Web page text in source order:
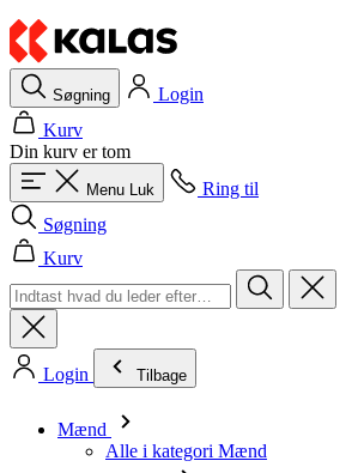
Søgning
Login
Kurv
Din kurv er tom
Menu Luk
Ring til
Søgning
Kurv
Login Tilbage
Mænd
Alle i kategori Mænd